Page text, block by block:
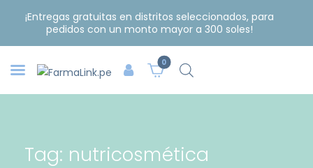
¡Entregas gratuitas en distritos seleccionados, para
pedidos con un monto mayor a 300 soles!
0
Tag: nutricosmética